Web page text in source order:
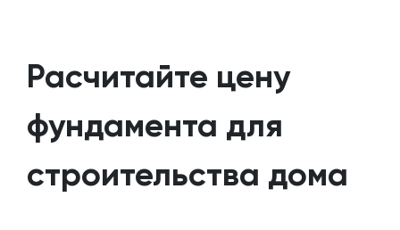
Расчитайте цену
фундамента для
строительства дома